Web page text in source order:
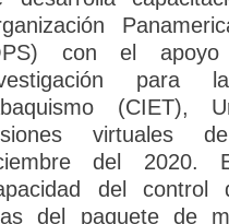
con el
para
(CIET),
virtuales
del 2020.
del
del paquete de